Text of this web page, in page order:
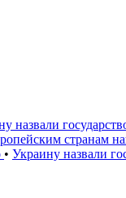
назвали
странам
• Украину назвали